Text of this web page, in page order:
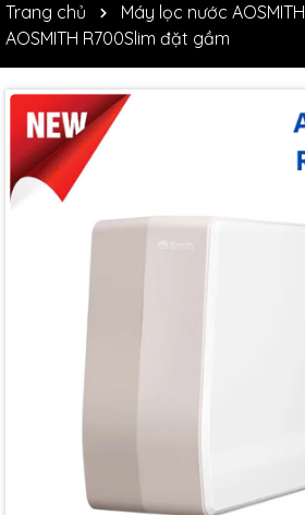
Trang chủ Máy lọc nước AOSMITH
AOSMITH R700Slim đặt gầm
Mã giảm giá: